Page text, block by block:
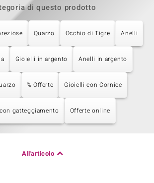
di questo prodotto
Quarzo Occhio di Tigre Anelli
Gioielli in argento Anelli in argento
% Offerte Gioielli con Cornice
gatteggiamento Offerte online
All'articolo